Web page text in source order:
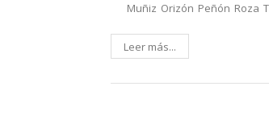
Muñiz Orizón Peñón Roza
Leer más...